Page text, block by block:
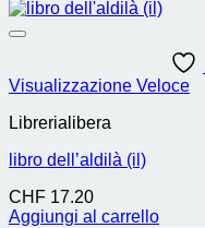
Visualizzazione Veloce
Librerialibera
libro dell’aldilà (il)
CHF 17.20
Aggiungi al carrello